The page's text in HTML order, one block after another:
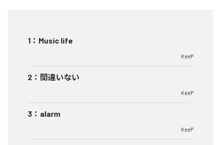
1 ： Music life
KeeP
2 ： 間違いない
KeeP
3 ： alarm
KeeP